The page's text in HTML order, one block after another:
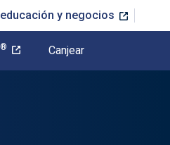
y negocios
® Canjear